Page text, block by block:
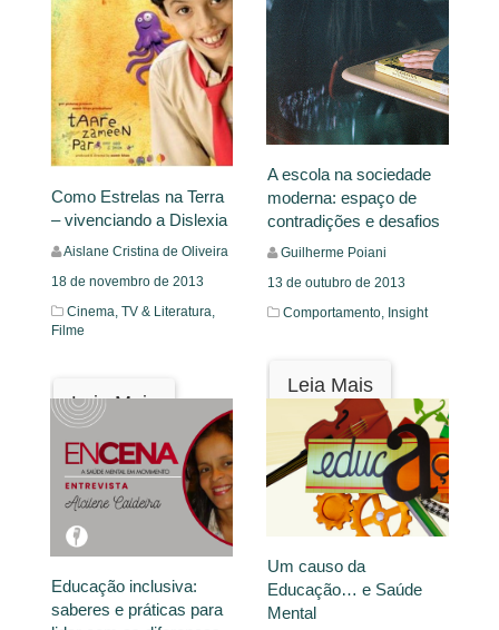
Como Estrelas na Terra
– vivenciando a Dislexia
Aislane Cristina de Oliveira
18 de novembro de 2013
Cinema, TV & Literatura,
Filme
Leia Mais
A escola na sociedade
moderna: espaço de
contradições e desafios
Guilherme Poiani
13 de outubro de 2013
Comportamento, Insight
Leia Mais
Educação inclusiva:
saberes e práticas para
Um causo da
Educação… e Saúde
Mental